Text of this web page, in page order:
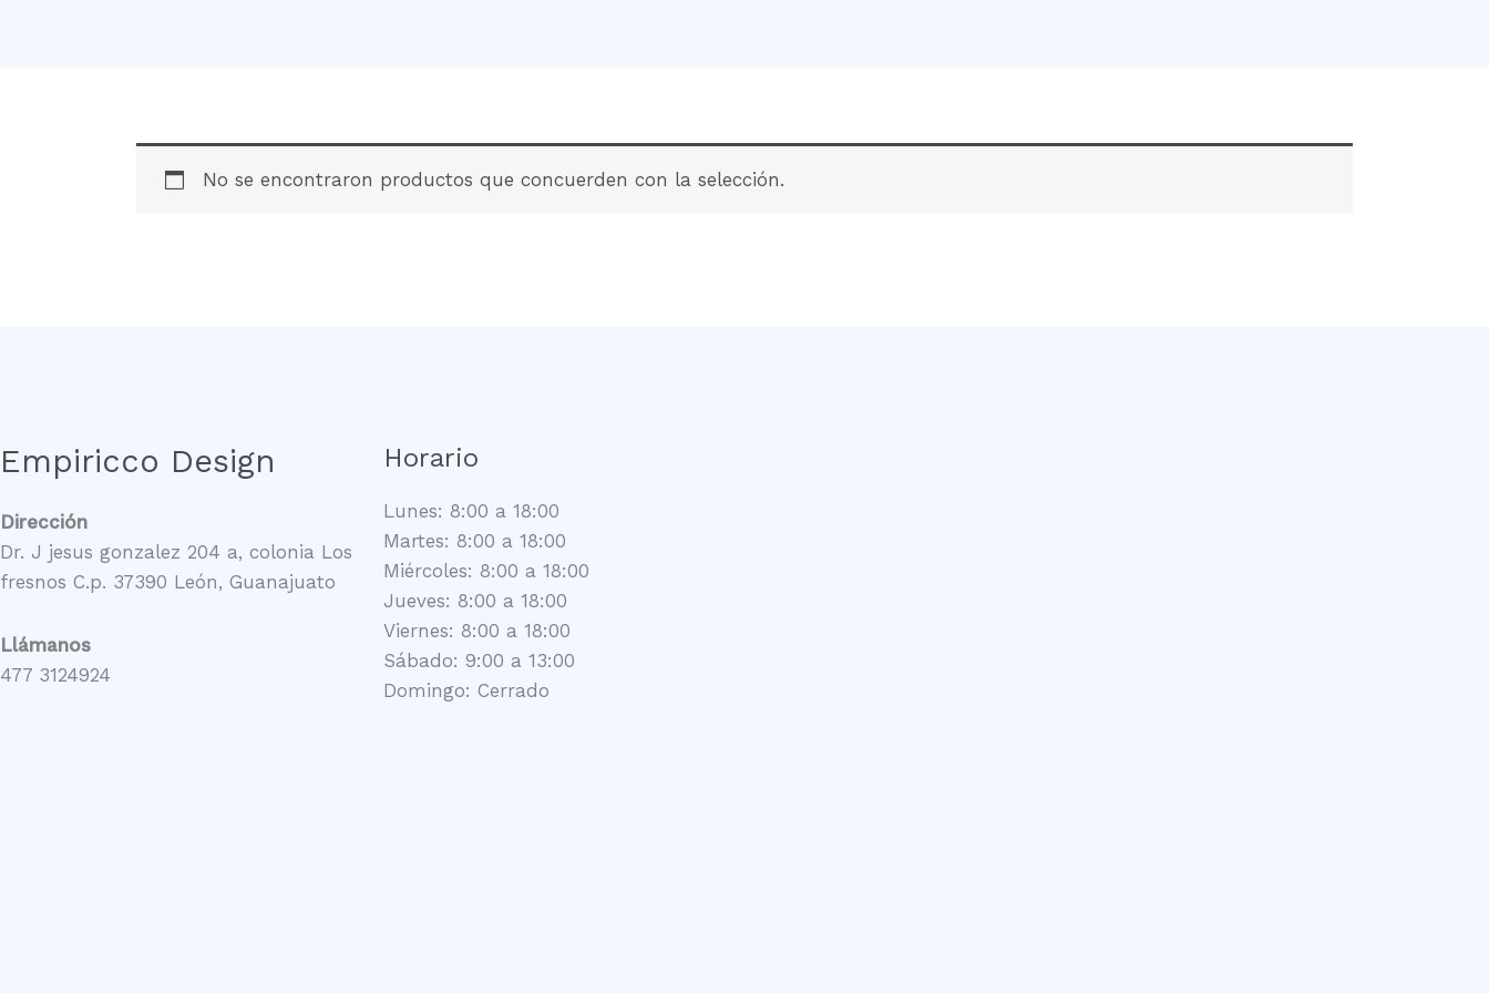
No se encontraron productos que concuerden con la selección.
Empiricco Design
Dirección
Dr. J jesus gonzalez 204 a, colonia Los
fresnos C.p. 37390 León, Guanajuato
Llámanos
477 3124924
Horario
Lunes: 8:00 a 18:00
Martes: 8:00 a 18:00
Miércoles: 8:00 a 18:00
Jueves: 8:00 a 18:00
Viernes: 8:00 a 18:00
Sábado: 9:00 a 13:00
Domingo: Cerrado